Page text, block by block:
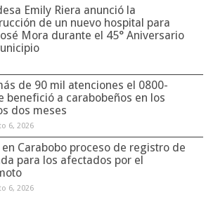
Emily Riera anunció la
de un nuevo hospital para
Mora durante el 45° Aniversario
de 90 mil atenciones el 0800-
benefició a carabobeños en los
dos meses
6, 2026
Carabobo proceso de registro de
para los afectados por el
6, 2026